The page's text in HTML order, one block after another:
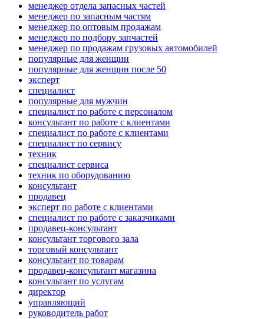
менеджер отдела запасных частей
менеджер по запасным частям
менеджер по оптовым продажам
менеджер по подбору запчастей
менеджер по продажам грузовых автомобилей
популярные для женщин
популярные для женщин после 50
эксперт
специалист
популярные для мужчин
специалист по работе с персоналом
консультант по работе с клиентами
специалист по работе с клиентами
специалист по сервису
техник
специалист сервиса
техник по оборудованию
консультант
продавец
эксперт по работе с клиентами
специалист по работе с заказчиками
продавец-консультант
консультант торгового зала
торговый консультант
консультант по товарам
продавец-консультант магазина
консультант по услугам
директор
управляющий
руководитель работ